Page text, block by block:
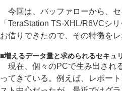
今回は、バッファローから、
「TeraStation TS-XHL/R6VCシ
お借りできたので、その特徴をレ
■増えるデータ量と求められるセキュ
現在、個々のPCで生み出され
ってきている。例えば、レポー